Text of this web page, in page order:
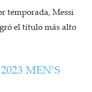
temporada, Messi
el título más alto
MEN’S